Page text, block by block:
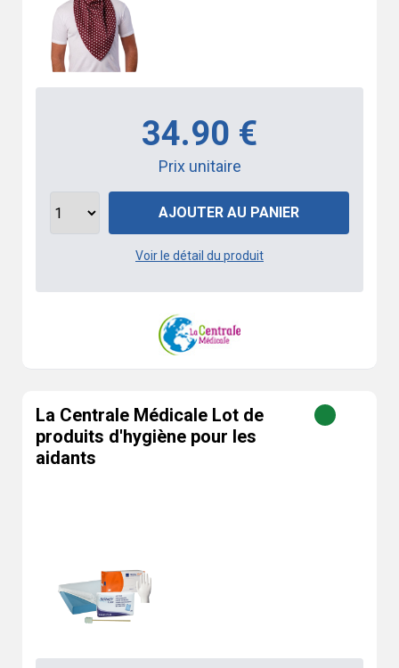
34.90 €
Prix unitaire
AJOUTER AU PANIER
Voir le détail du produit
La Centrale Médicale Lot de
produits d'hygiène pour les
aidants